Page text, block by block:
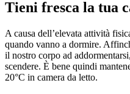
Tieni fresca la tua
A causa dell’elevata attività
quando vanno a dormire.
il nostro corpo ad
scendere. È bene quindi
20°C in camera da letto.